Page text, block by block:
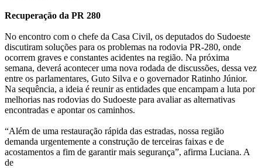
Recuperação da PR 280
No encontro com o chefe da Casa Civil, os deputados do Sudoeste
discutiram soluções para os problemas na rodovia PR-280, onde
ocorrem graves e constantes acidentes na região. Na próxima
semana, deverá acontecer uma nova rodada de discussões, dessa vez
entre os parlamentares, Guto Silva e o governador Ratinho Júnior.
Na sequência, a ideia é reunir as entidades que encampam a luta por
melhorias nas rodovias do Sudoeste para avaliar as alternativas
encontradas e apontar os caminhos.
“Além de uma restauração rápida das estradas, nossa região
demanda urgentemente a construção de terceiras faixas e de
acostamentos a fim de garantir mais segurança”, afirma Luciana. A
de